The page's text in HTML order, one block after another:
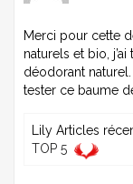
Merci pour cette
naturels et bio,
déodorant naturel.
tester ce baume
Lily Articles
TOP 5